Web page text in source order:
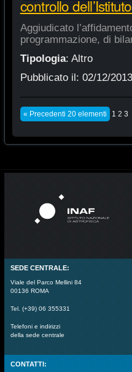
controllo
Aggiudicato
programmazione, di
Tipologia: Altro
Pubblicato il: 02/12/2013
« Precedenti 20 elementi 1 2 3
SEDE CENTRALE:
Viale del Parco Mellini 84
00136 ROMA
Tel. (+39) 06 355331
Telefoni e indirizzi
della sede centrale
CONTATTI: